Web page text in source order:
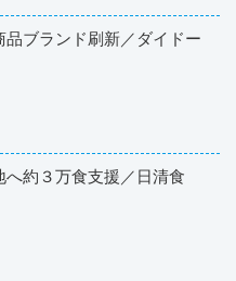
品ブランド刷新／ダイドー
へ約３万食支援／日清食